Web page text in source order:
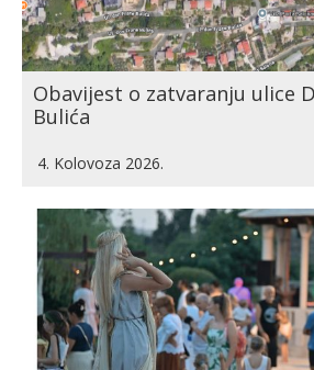
Obavijest o zatvaranju ulice
Bulića
4. Kolovoza 2026.